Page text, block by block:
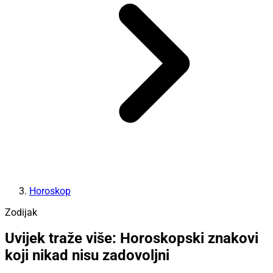
Horoskop
Zodijak
Uvijek traže više: Horoskopski znakovi
koji nikad nisu zadovoljni